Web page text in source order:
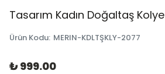
Tasarım Kadın Doğaltaş Kolye
Ürün Kodu: MERIN-KDLTŞKLY-2077
₺ 999.00